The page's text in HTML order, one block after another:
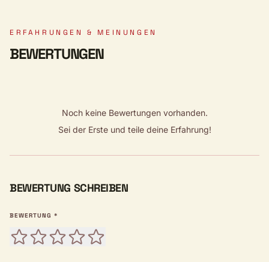
ERFAHRUNGEN & MEINUNGEN
BEWERTUNGEN
Noch keine Bewertungen vorhanden.
Sei der Erste und teile deine Erfahrung!
BEWERTUNG SCHREIBEN
BEWERTUNG *